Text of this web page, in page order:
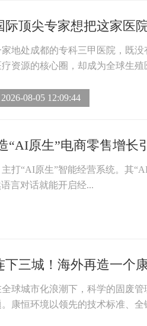
际顶尖专家想把这家医
家地处成都的专科三甲医院，既
疗资源的核心圈，却成为全球生
2026-08-05 12:09:44
“AI原生”电商零售增长
打“AI原生”智能经营系统。其
言对话就能开启经...
下三城！海外再造一个
全球城市化浪潮下，科学的固废
。康恒环境以领先的技术标准、